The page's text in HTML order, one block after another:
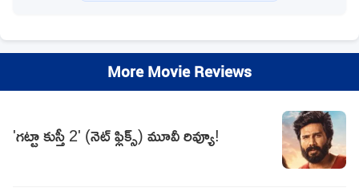
More Movie Reviews
'గట్టా కుస్తీ 2' (నెట్ ఫ్లిక్స్) మూవీ రివ్యూ!